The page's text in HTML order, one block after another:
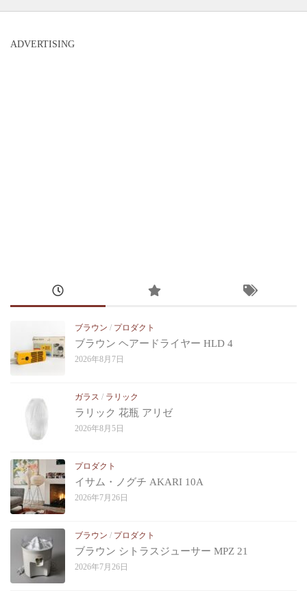
ADVERTISING
ブラウン / プロダクト
ブラウン ヘアードライヤー HLD 4
2026年8月7日
ガラス / ラリック
ラリック 花瓶 アリゼ
2026年8月5日
プロダクト
イサム・ノグチ AKARI 10A
2026年7月26日
ブラウン / プロダクト
ブラウン シトラスジューサー MPZ 21
2026年7月26日